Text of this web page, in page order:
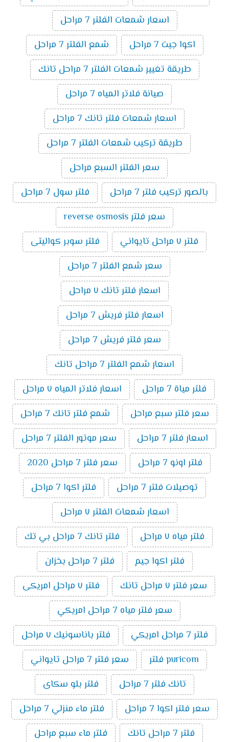
اسعار شمعات الفلتر 7 مراحل
اكوا جيت 7 مراحل
شمع الفلتر 7 مراحل
طريقة تغيير شمعات الفلتر 7 مراحل تانك
صيانة فلاتر المياه 7 مراحل
اسعار شمعات فلتر تانك 7 مراحل
طريقة تركيب شمعات الفلتر 7 مراحل
سعر الفلتر السبع مراحل
بالصور تركيب فلتر 7 مراحل
فلتر سول 7 مراحل
سعر فلتر reverse osmosis
فلتر ٧ مراحل تايواني
فلتر سوبر كواليتى
سعر شمع الفلتر 7 مراحل
اسعار فلتر تانك ٧ مراحل
اسعار فلتر فريش 7 مراحل
سعر فلتر فريش 7 مراحل
اسعار شمع الفلتر 7 مراحل تانك
فلتر مياة 7 مراحل
اسعار فلاتر المياه ٧ مراحل
سعر فلتر سبع مراحل
شمع فلتر تانك 7 مراحل
اسعار فلتر 7 مراحل
سعر موتور الفلتر 7 مراحل
فلتر اونو 7 مراحل
سعر فلتر 7 مراحل 2020
توصيلات فلتر 7 مراحل
فلتر اكوا 7 مراحل
اسعار شمعات الفلتر ٧ مراحل
فلتر مياه ٧ مراحل
فلتر تانك 7 مراحل بي تك
فلتر اكوا جيم
فلتر 7 مراحل بخزان
سعر فلتر ٧ مراحل تانك
فلتر ٧ مراحل امريكى
سعر فلتر مياه 7 مراحل امريكي
فلتر 7 مراحل امريكي
فلتر باناسونيك ٧ مراحل
puricom فلتر
سعر فلتر 7 مراحل تايواني
تانك فلتر 7 مراحل
فلتر بلو سكاى
سعر فلتر اكوا 7 مراحل
فلتر ماء منزلي 7 مراحل
فلتر 7 مراحل تانك
فلتر ماء سبع مراحل